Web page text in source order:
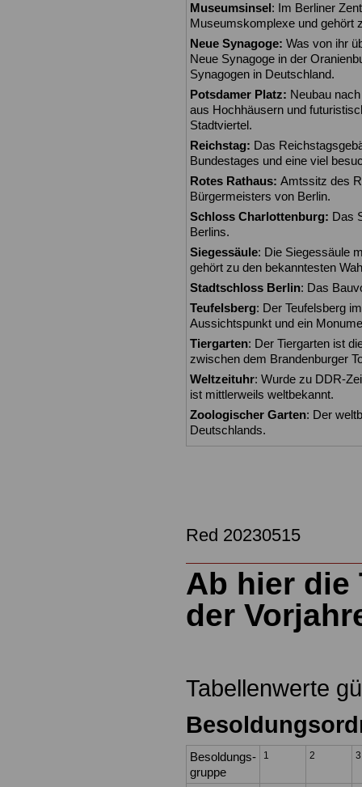
Museumsinsel: Im Berliner
Museumskomplexe und gehört
Neue Synagoge: Was von ihr
Neue Synagoge in der
Synagogen in Deutschland.
Potsdamer Platz: Neubau
aus Hochhäusern und
Stadtviertel.
Reichstag: Das
Bundestages und eine viel
Rotes Rathaus: Amtssitz des
Bürgermeisters von Berlin.
Schloss Charlottenburg: Das
Berlins.
Siegessäule: Die Siegessäule
gehört zu den bekanntesten
Stadtschloss Berlin: Das
Teufelsberg: Der Teufelsberg
Aussichtspunkt und ein
Tiergarten: Der Tiergarten ist
zwischen dem Brandenburger
Weltzeituhr: Wurde zu DDR-
ist mittlerweils weltbekannt.
Zoologischer Garten: Der
Deutschlands.
Red 20230515
Ab hier die
der
Tabellenwerte
Besoldungs-
gruppe
1 2